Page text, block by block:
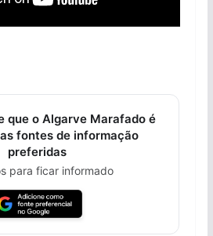
que o Algarve Marafado é
fontes de informação
preferidas
para ficar informado